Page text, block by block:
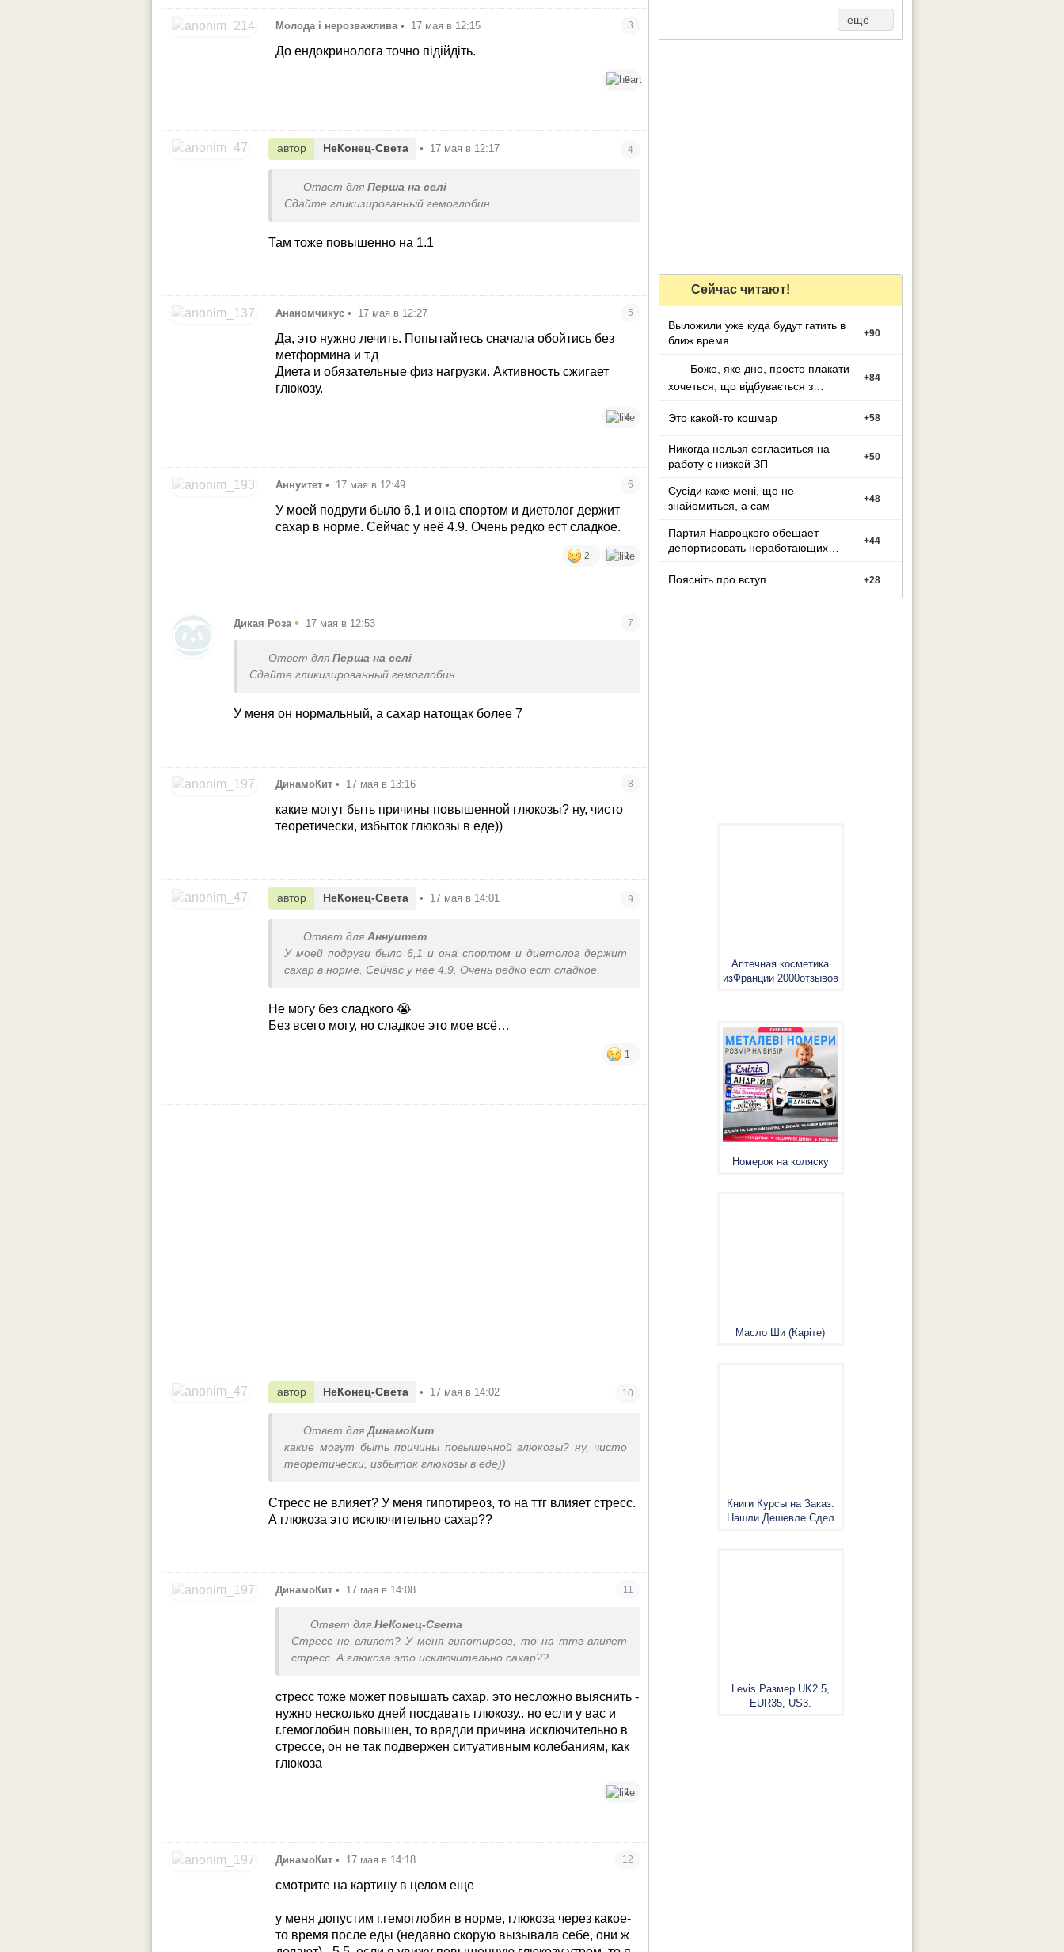
Молода і нерозважлива • 17 мая в 12:15 3
До ендокринолога точно підійдіть.
3
автор НеКонец-Света • 17 мая в 12:17 4
Ответ для Перша на селі
Сдайте гликизированный гемоглобин
Там тоже повышенно на 1.1
Ананомчикус • 17 мая в 12:27 5
Да, это нужно лечить. Попытайтесь сначала обойтись без
метформина и т.д
Диета и обязательные физ нагрузки. Активность сжигает
глюкозу.
4
Аннуитет • 17 мая в 12:49 6
У моей подруги было 6,1 и она спортом и диетолог держит
сахар в норме. Сейчас у неё 4.9. Очень редко ест сладкое.
2 1
Дикая Роза • 17 мая в 12:53 7
Ответ для Перша на селі
Сдайте гликизированный гемоглобин
У меня он нормальный, а сахар натощак более 7
ДинамоКит • 17 мая в 13:16 8
какие могут быть причины повышенной глюкозы? ну, чисто
теоретически, избыток глюкозы в еде))
автор НеКонец-Света • 17 мая в 14:01 9
Ответ для Аннуитет
У моей подруги было 6,1 и она спортом и диетолог держит
сахар в норме. Сейчас у неё 4.9. Очень редко ест сладкое.
Не могу без сладкого 😭
Без всего могу, но сладкое это мое всё…
1
автор НеКонец-Света • 17 мая в 14:02 10
Ответ для ДинамоКит
какие могут быть причины повышенной глюкозы? ну, чисто
теоретически, избыток глюкозы в еде))
Стресс не влияет? У меня гипотиреоз, то на ттг влияет стресс.
А глюкоза это исключительно сахар??
ДинамоКит • 17 мая в 14:08 11
Ответ для НеКонец-Света
Стресс не влияет? У меня гипотиреоз, то на ттг влияет
стресс. А глюкоза это исключительно сахар??
стресс тоже может повышать сахар. это несложно выяснить -
нужно несколько дней посдавать глюкозу.. но если у вас и
г.гемоглобин повышен, то врядли причина исключительно в
стрессе, он не так подвержен ситуативным колебаниям, как
глюкоза
1
ДинамоКит • 17 мая в 14:18 12
смотрите на картину в целом еще
у меня допустим г.гемоглобин в норме, глюкоза через какое-
то время после еды (недавно скорую вызывала себе, они ж
ещё
Сейчас читают!
Выложили уже куда будут гатить в
ближ.время
+90
Боже, яке дно, просто плакати
хочеться, що відбувається з
+84
Это какой-то кошмар +58
Никогда нельзя согласиться на
работу с низкой ЗП
+50
Сусіди каже мені, що не
знайомиться, а сам
+48
Партия Навроцкого обещает
депортировать неработающих
+44
Поясніть про вступ +28
Аптечная косметика
изФранции 2000отзывов
Номерок на коляску
Масло Ши (Каріте)
Книги Курсы на Заказ.
Нашли Дешевле Сдел
Levis.Размер UK2.5,
EUR35, US3.